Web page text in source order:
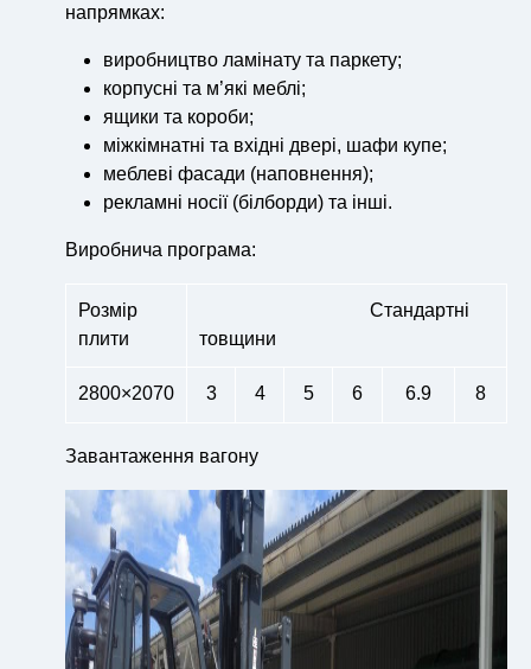
напрямках:
виробництво ламінату та паркету;
корпусні та м’які меблі;
ящики та короби;
міжкімнатні та вхідні двері, шафи купе;
меблеві фасади (наповнення);
рекламні носії (білборди) та інші.
Виробнича програма:
Розмір
плити
Стандартні
товщини
2800×2070 3 4 5 6 6.9 8
Завантаження вагону